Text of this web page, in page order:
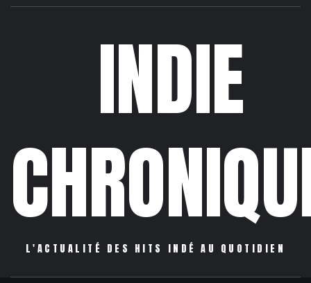
INDIE
L'ACTUALITÉ DES HITS INDÉ AU QUOTIDIEN